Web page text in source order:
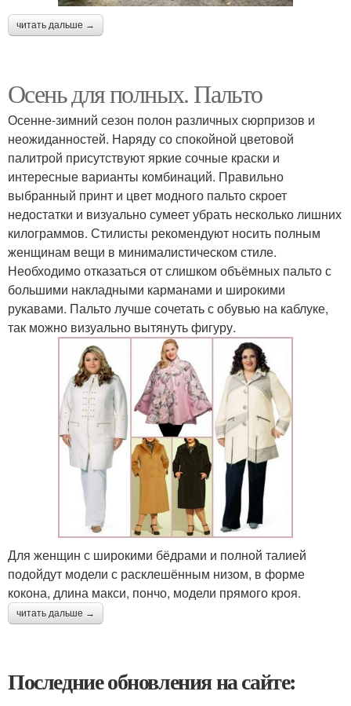
читать дальше →
Осень для полных. Пальто
Осенне-зимний сезон полон различных сюрпризов и
неожиданностей. Наряду со спокойной цветовой
палитрой присутствуют яркие сочные краски и
интересные варианты комбинаций. Правильно
выбранный принт и цвет модного пальто скроет
недостатки и визуально сумеет убрать несколько лишних
килограммов. Стилисты рекомендуют носить полным
женщинам вещи в минималистическом стиле.
Необходимо отказаться от слишком объёмных пальто с
большими накладными карманами и широкими
рукавами. Пальто лучше сочетать с обувью на каблуке,
так можно визуально вытянуть фигуру.
Для женщин с широкими бёдрами и полной талией
подойдут модели с расклешённым низом, в форме
кокона, длина макси, пончо, модели прямого кроя.
читать дальше →
Последние обновления на сайте: